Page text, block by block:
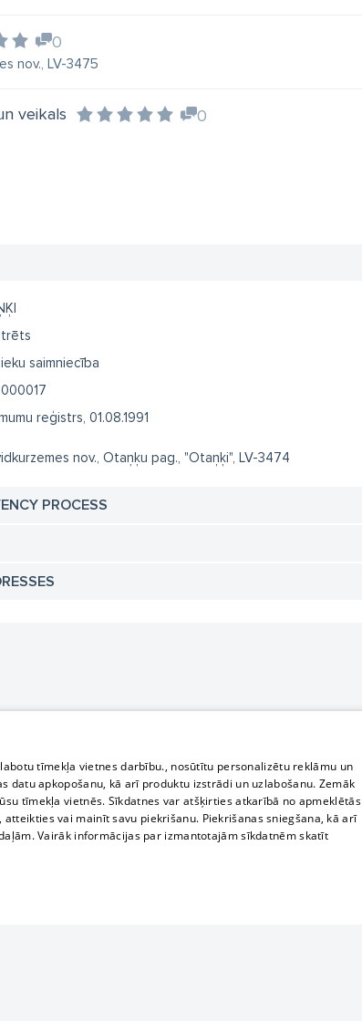
0
nov., LV-3475
veikals 0
saimniecība
reģistrs, 01.08.1991
nov., Otaņķu pag., "Otaņķi", LV-3474
PROCESS
tīmekļa vietnes darbību., nosūtītu personalizētu reklāmu un
apkopošanu, kā arī produktu izstrādi un uzlabošanu. Zemāk
tīmekļa vietnēs. Sīkdatnes var atšķirties atkarībā no apmeklētās
vai mainīt savu piekrišanu. Piekrišanas sniegšana, kā arī
Vairāk informācijas par izmantotajām sīkdatnēm skatīt